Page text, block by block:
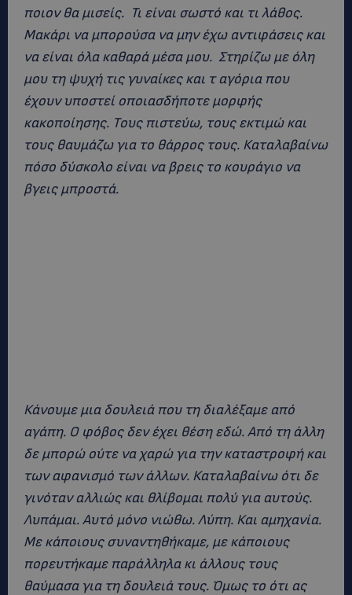
ποιον θα μισείς. Τι είναι σωστό και τι λάθος.
Μακάρι να μπορούσα να μην έχω αντιφάσεις και
να είναι όλα καθαρά μέσα μου. Στηρίζω με όλη
μου τη ψυχή τις γυναίκες και τ αγόρια που
έχουν υποστεί οποιασδήποτε μορφής
κακοποίησης. Τους πιστεύω, τους εκτιμώ και
τους θαυμάζω για το θάρρος τους. Καταλαβαίνω
πόσο δύσκολο είναι να βρεις το κουράγιο να
βγεις μπροστά.
Κάνουμε μια δουλειά που τη διαλέξαμε από
αγάπη. Ο φόβος δεν έχει θέση εδώ. Από τη άλλη
δε μπορώ ούτε να χαρώ για την καταστροφή και
των αφανισμό των άλλων. Καταλαβαίνω ότι δε
γινόταν αλλιώς και θλίβομαι πολύ για αυτούς.
Λυπάμαι. Αυτό μόνο νιώθω. Λύπη. Και αμηχανία.
Με κάποιους συναντηθήκαμε, με κάποιους
πορευτήκαμε παράλληλα κι άλλους τους
θαύμασα για τη δουλειά τους. Όμως το ότι ας